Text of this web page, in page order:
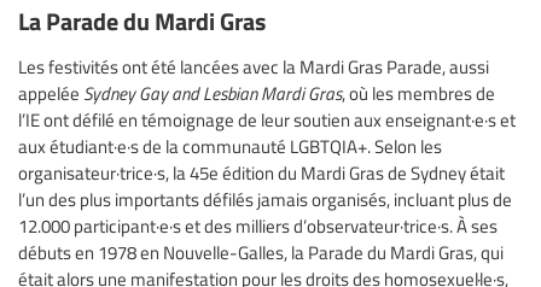
La Parade du Mardi Gras
Les festivités ont été lancées avec la Mardi Gras Parade, aussi
appelée Sydney Gay and Lesbian Mardi Gras, où les membres de
l’IE ont défilé en témoignage de leur soutien aux enseignant·e·s et
aux étudiant·e·s de la communauté LGBTQIA+. Selon les
organisateur·trice·s, la 45e édition du Mardi Gras de Sydney était
l’un des plus importants défilés jamais organisés, incluant plus de
12.000 participant·e·s et des milliers d’observateur·trice·s. À ses
débuts en 1978 en Nouvelle-Galles, la Parade du Mardi Gras, qui
était alors une manifestation pour les droits des homosexuel·le·s,